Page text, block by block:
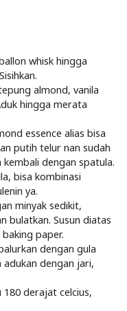
whisk hingga
almond, vanila
hingga merata
essence alias bisa
putih telur nan sudah
dengan spatula.
bisa kombinasi
ya.
minyak sedikit,
bulatkan. Susun diatas
paper.
dengan gula
adukan dengan jari,
180 derajat celcius,